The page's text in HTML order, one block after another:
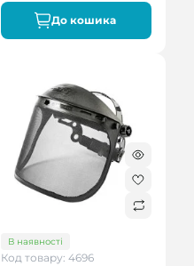
До кошика
В наявності
Код товару: 4696